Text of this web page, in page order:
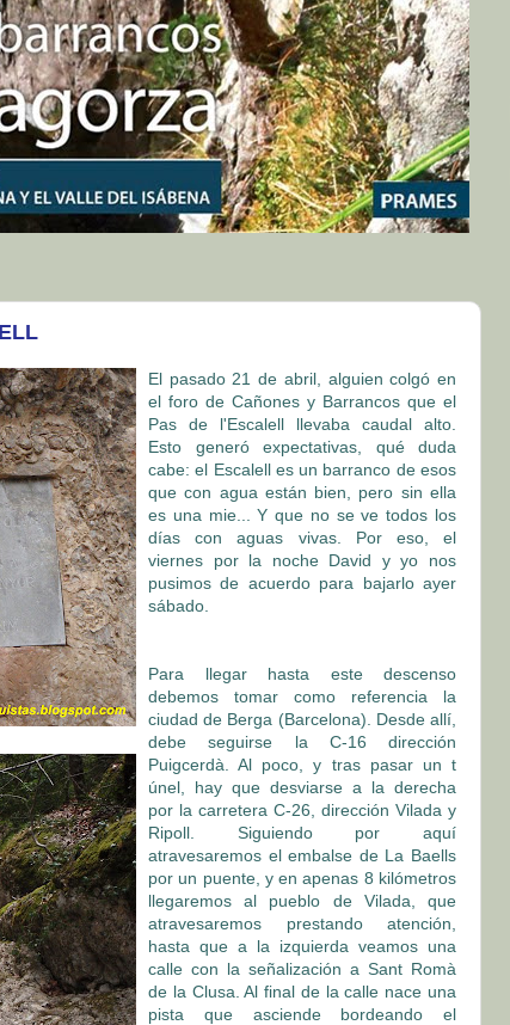
El pasado 21 de abril, alguien colgó en
el foro de Cañones y Barrancos que el
Pas de l'Escalell llevaba caudal alto.
Esto generó expectativas, qué duda
cabe: el Escalell es un barranco de esos
que con agua están bien, pero sin ella
es una mie... Y que no se ve todos los
días con aguas vivas. Por eso, el
viernes por la noche David y yo nos
pusimos de acuerdo para bajarlo ayer
sábado.
Para llegar hasta este descenso
debemos tomar como referencia la
ciudad de Berga (Barcelona). Desde allí,
debe seguirse la C-16 dirección
Puigcerdà. Al poco, y tras pasar un t
únel, hay que desviarse a la derecha
por la carretera C-26, dirección Vilada y
Ripoll. Siguiendo por aquí
atravesaremos el embalse de La Baells
por un puente, y en apenas 8 kilómetros
llegaremos al pueblo de Vilada, que
atravesaremos prestando atención,
hasta que a la izquierda veamos una
calle con la señalización a Sant Romà
de la Clusa. Al final de la calle nace una
pista que asciende bordeando el